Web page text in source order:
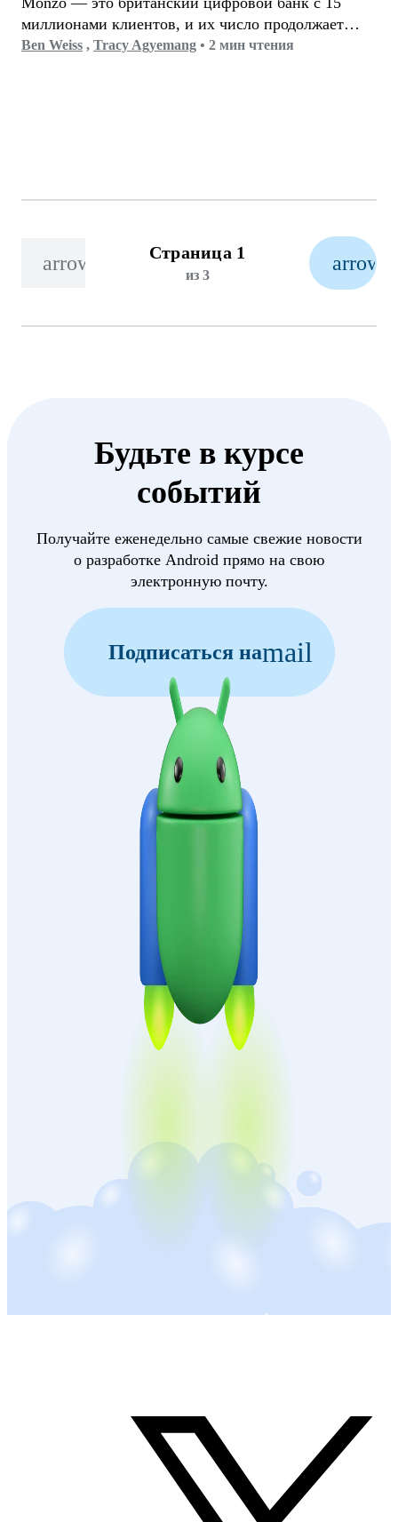
обновлению до R8.
миллионами клиентов, и их число продолжает
расти. По мере масштабирования приложения
Ben Weiss , Tracy Agyemang • 2 мин чтения
arrow_back Страница 1
из 3
Будьте в курсе
событий
Получайте еженедельно самые свежие новости
о разработке Android прямо на свою
электронную почту.
Подписаться наmail